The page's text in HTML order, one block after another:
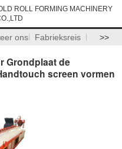
ROLL FORMING MACHINERY
ons Fabrieksreis >>
Grondplaat de
screen vormen